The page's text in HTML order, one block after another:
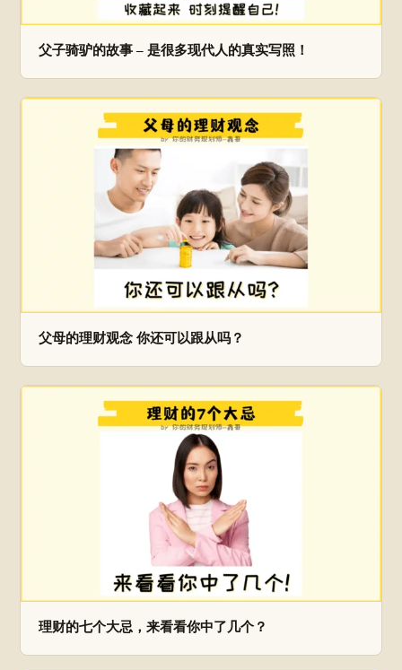
父子骑驴的故事 – 是很多现代人的真实写照！
父母的理财观念 你还可以跟从吗？
理财的七个大忌，来看看你中了几个？